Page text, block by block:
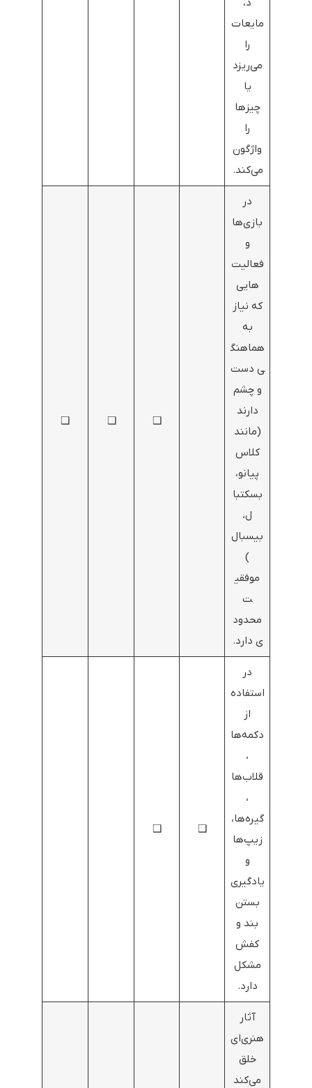
مایعات
را
می‌ریزد
یا
چیزها
را
واژگون
می‌کند.
در
بازی‌ها
و
فعالیت‌
هایی
که نیاز
به
هماهنگ
ی دست
و چشم
دارند
(مانند
کلاس
پیانو،
بسکتبا
ل،
بیسبال
)
موفقی
ت
محدود
ی دارد.
❑
❑
❑
در
استفاده
از
دکمه‌ها
،
قلاب‌ها
،
گیره‌ها،
زیپ‌ها
و
یادگیری
بستن
بند و
کفش
مشکل
دارد.
❑
❑
آثار
هنری‌ای
خلق
می‌کند